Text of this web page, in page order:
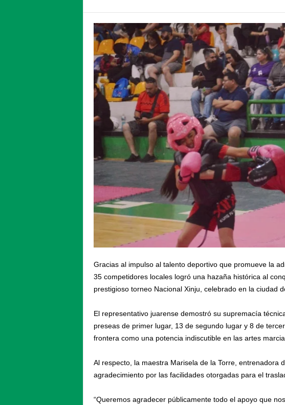
Gracias al impulso al talento deportivo que promueve la
35 competidores locales logró una hazaña histórica al
prestigioso torneo Nacional Xinju, celebrado en la ciudad
El representativo juarense demostró su supremacía
preseas de primer lugar, 13 de segundo lugar y 8 de
frontera como una potencia indiscutible en las artes
Al respecto, la maestra Marisela de la Torre, entrenadora
agradecimiento por las facilidades otorgadas para el
“Queremos agradecer públicamente todo el apoyo que